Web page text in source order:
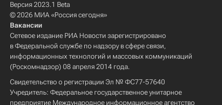
Версия 2023.1 Beta
© 2026 МИА «Россия сегодня»
Вакансии
Сетевое издание РИА Новости зарегистрировано
в Федеральной службе по надзору в сфере связи,
информационных технологий и массовых коммуникаций
(Роскомнадзор) 08 апреля 2014 года.
Свидетельство о регистрации Эл № ФС77-57640
Учредитель: Федеральное государственное унитарное
предприятие Международное информационное агентство